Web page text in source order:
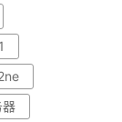
器